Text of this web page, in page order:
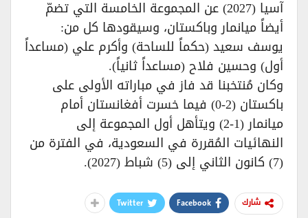
آسيا (2027) عن المجموعة الخامسة التي تضمّ
أيضاً ميانمار وباكستان، وسيقودها كل من:
يوسف سعيد (حكماً للساحة) وأكرم علي (مساعداً
أول) وحسين فلاح (مساعداً ثانياً).
وكان مُنتخبنا قد فاز في مباراته الأولى على
باكستان (2-0) فيما خسرت أفغانستان أمام
ميانمار (1-2) ويتأهل أول المجموعة إلى
النهائيات المُقررة في السعودية، في الفترة من
شارك Facebook
Twitter